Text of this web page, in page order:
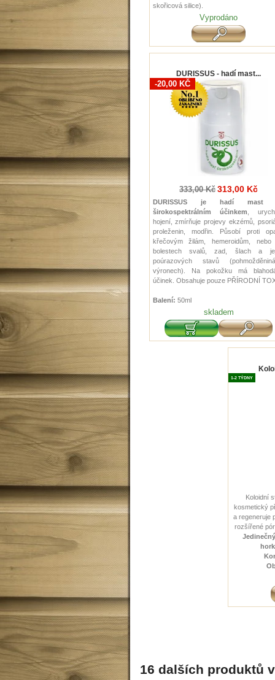
skořicová silice) .
Vyprodáno
DURISSUS - hadí mast...
-20,00 KČ
333,00 Kč 313,00 Kč
DURISSUS je hadí mast
širokospektrálním účinkem,
hojení, zmírňuje projevy ekzémů,
proleženin, modřin. Působí proti
křečovým žilám, hemeroidům,
bolestech svalů, zad, šlach a
poúrazových stavů
výronech). Na pokožku má
účinek. Obsahuje pouze PŘÍRODNÍ
Balení: 50ml
skladem
1-2 TÝDNY
Koloidní
kosmetický
a regeneruje
rozšířené
16 dalších produktů